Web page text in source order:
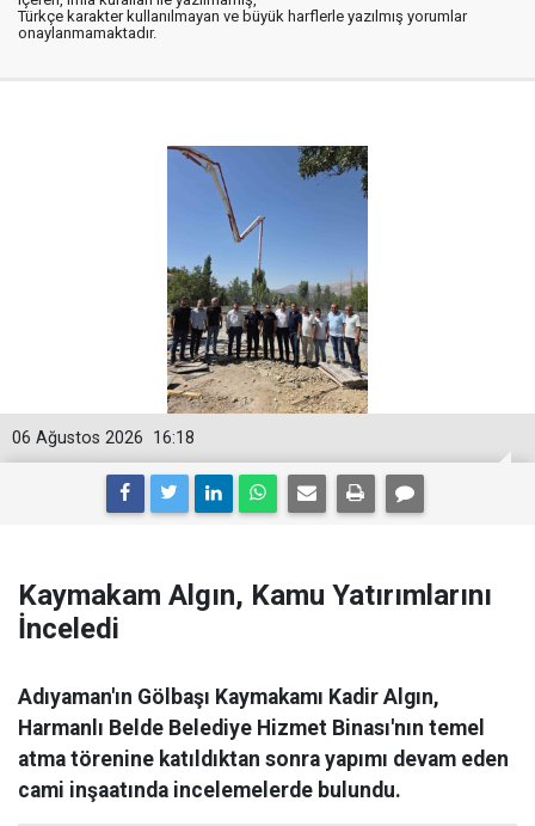
Türkçe karakter kullanılmayan ve büyük harflerle yazılmış yorumlar
onaylanmamaktadır.
16:18
06 Ağustos 2026
Kaymakam Algın, Kamu Yatırımlarını
İnceledi
Adıyaman'ın Gölbaşı Kaymakamı Kadir Algın,
Harmanlı Belde Belediye Hizmet Binası'nın temel
atma törenine katıldıktan sonra yapımı devam eden
cami inşaatında incelemelerde bulundu.